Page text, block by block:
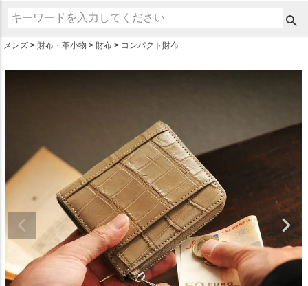
メンズ 財布・革小物 財布 コンパクト財布